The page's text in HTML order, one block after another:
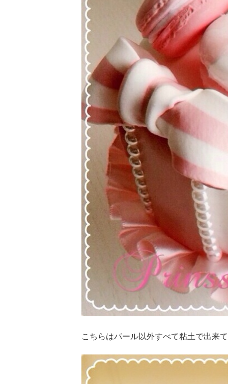
こちらはパール以外すべて粘土で出来